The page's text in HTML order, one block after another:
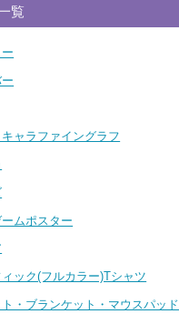
覧
ャラファイングラフ
ムポスター
ック(フルカラー)Tシャツ
・ブランケット・マウスパッド